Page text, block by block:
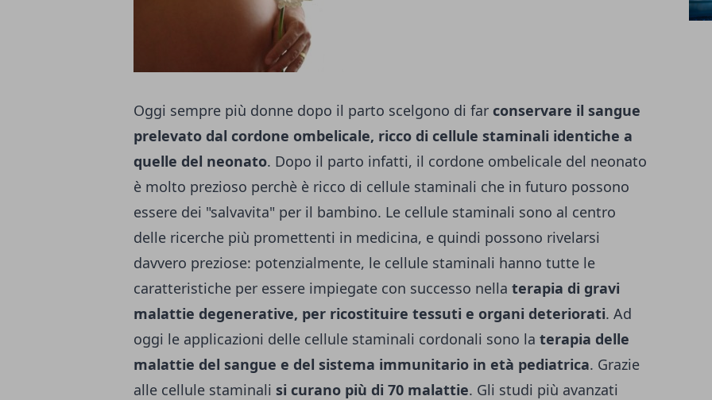
Oggi sempre più donne dopo il parto scelgono di far conservare il sangue
prelevato dal cordone ombelicale, ricco di cellule staminali identiche a
quelle del neonato. Dopo il parto infatti, il cordone ombelicale del neonato
è molto prezioso perchè è ricco di cellule staminali che in futuro possono
essere dei "salvavita" per il bambino. Le cellule staminali sono al centro
delle ricerche più promettenti in medicina, e quindi possono rivelarsi
davvero preziose: potenzialmente, le cellule staminali hanno tutte le
caratteristiche per essere impiegate con successo nella terapia di gravi
malattie degenerative, per ricostituire tessuti e organi deteriorati. Ad
oggi le applicazioni delle cellule staminali cordonali sono la terapia delle
malattie del sangue e del sistema immunitario in età pediatrica. Grazie
alle cellule staminali si curano più di 70 malattie. Gli studi più avanzati